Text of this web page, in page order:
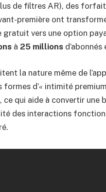
de filtres AR), des
première ont
gratuit vers une option
à 25 millions
la nature même de
d’« intimité
ce qui aide à convertir une
des interactions